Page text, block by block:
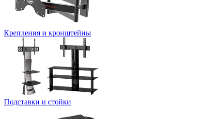
Крепления и кронштейны
Подставки и стойки